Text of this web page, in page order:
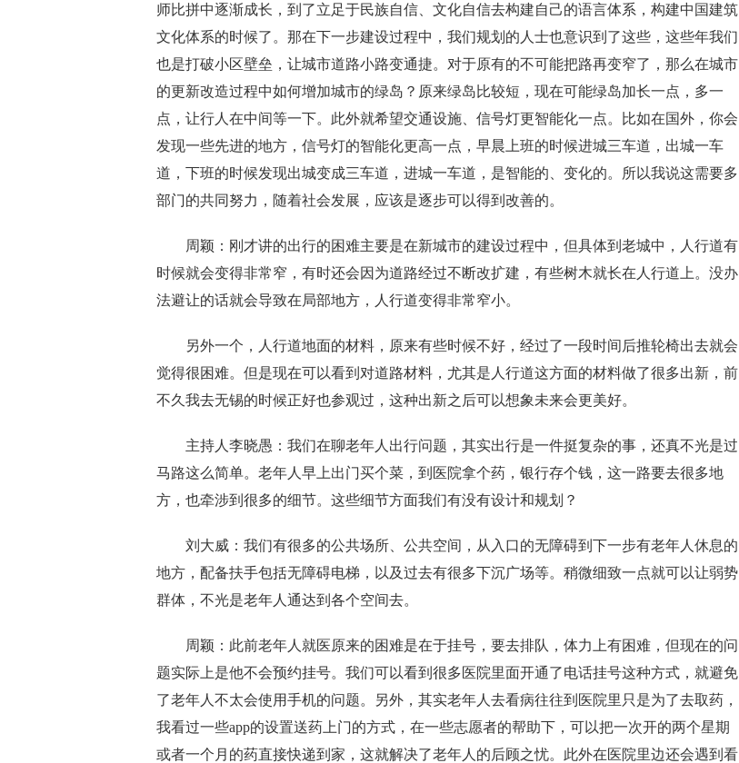
师比拼中逐渐成长 ， 到了立足于民族自信、文化自信去构建自己的语言体系 ， 构建中国建筑
文化体系的时候了 。那在下一步建设过程中 ， 我们规划的 人士也意识到了这些， 这些年我们
也是打破小区壁垒，让城市道路小路变通捷。对于原有的不可能把路再变窄了 ，那么在城市
的更新改造过程中如何增加城市的绿岛 ？ 原来绿岛比较短， 现在可能绿岛加长一点，多一
点 ，让行人在中间等一下。 此外就希望交通设施、信号灯更智能化一点。
比如在国外，你会
发现一些先进的地方，信号灯的智能化更高一点 ， 早晨上班的时候进城三车道 ， 出城一车
道，下班的时候发现出城变成三车道 ， 进城一车道 ， 是智能的、 变化的。所以我说这需要多
部门的共同努力， 随着社会发展，应该是逐步可以得到改善的。
周颖： 刚才讲的出行的困难主要是在新城市的建设过程中 ， 但具体到老城中 ，人行道有
时候就会变得非常窄 ， 有时还会因为道路经过不断改扩建，有些树木就长在人行道上。没办
法避让的话就会导致在局部地方，人行道变得非常窄小。
另外一个 ， 人行道地面的材料 ， 原来有些时候不好，经过了一段时间后推轮椅出去就会
觉得很困难。但是现在可以看到对道路材料，尤其是人行道这方面的材料做了很多出新， 前
不久我去无锡的时候正好也参观过，这种出新之后可以想象未来会更美好。
主持人李晓愚： 我们在聊老年人出行问题，其实出行是一件挺复杂的事，还真不光是过
马路这么简单。 老年人早上出门买个菜，到医院拿个药，银行存个钱，这一路要去很多地
方，也牵涉到很多的细节。这些细节方面我们有没有设计和规划 ？
刘大威：我们有很多的公共场所 公共空间，从入口的无障碍到下一步有老年人休息的
地方，配备扶手包括无障碍电梯 ， 以及过去有很多下沉广场等。 稍微细致一点就可以让弱势
群体，不光是老年人通达到各个空间去。
周颖：此前老年人就医原来的困难是在于挂号，要去排队，体力上有困难 ， 但现在的问
题实际上是他不会预约挂号。我们可以看到很多医院里面开通了电话挂号这种方式 ， 就避免
了老年人不太会使用手机的问题。另外 ， 其实老年人去看病往往到医院里只是为了去取药 ，
我看过一些app的设置送药上门的方式 ， 在一些志愿者的帮助下，可以把一次开的两个星期
或者一个月的药直接快递到家 ， 这就解决了老年人的后顾之忧。 此外在医院里边还会遇到看